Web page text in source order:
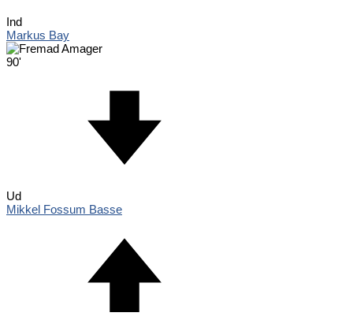
Ind
Markus Bay
90'
Ud
Mikkel Fossum Basse